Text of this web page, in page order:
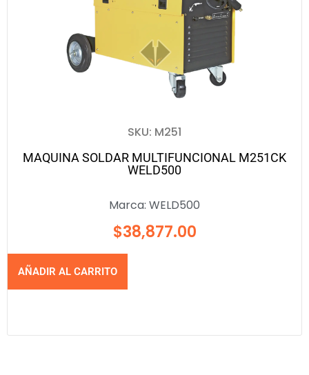
SKU: M251
MAQUINA SOLDAR MULTIFUNCIONAL M251CK
WELD500
Marca: WELD500
$38,877.00
AÑADIR AL CARRITO